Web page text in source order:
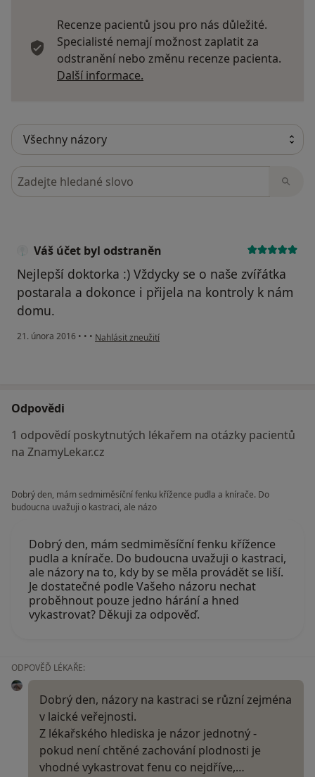
Recenze pacientů jsou pro nás důležité.
Specialisté nemají možnost zaplatit za
odstranění nebo změnu recenze pacienta.
Další informace.
Hledejte v názorech
Váš účet byl odstraněn
Nejlepší doktorka :) Vždycky se o naše zvířátka
postarala a dokonce i přijela na kontroly k nám
domu.
21. února 2016 • • • podle názoru uživatele Váš účet byl odstraněn
Nahlásit zneužití
Odpovědi
1 odpovědí poskytnutých lékařem na otázky pacientů
na ZnamyLekar.cz
Dobrý den, mám sedmiměsíční fenku křížence pudla a knírače. Do
budoucna uvažuji o kastraci, ale názo
Dobrý den, mám sedmiměsíční fenku křížence
pudla a knírače. Do budoucna uvažuji o kastraci,
ale názory na to, kdy by se měla provádět se liší.
Je dostatečné podle Vašeho názoru nechat
proběhnout pouze jedno hárání a hned
vykastrovat? Děkuji za odpověď.
ODPOVĚĎ LÉKAŘE:
Dobrý den, názory na kastraci se různí zejména
v laické veřejnosti.
Z lékařského hlediska je názor jednotný -
pokud není chtěné zachování plodnosti je
vhodné vykastrovat fenu co nejdříve,…